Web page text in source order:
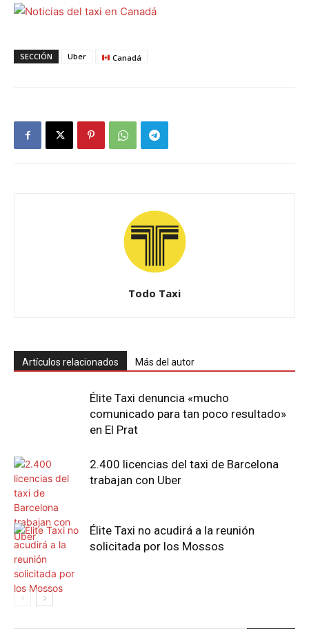
SECCIÓN Uber Canadá
Todo Taxi
Artículos relacionados Más del autor
Élite Taxi denuncia «mucho
comunicado para tan poco resultado»
en El Prat
2.400 licencias del taxi de Barcelona
trabajan con Uber
Élite Taxi no acudirá a la reunión
solicitada por los Mossos